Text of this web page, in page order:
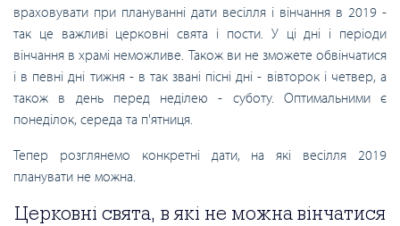
враховувати при плануванні дати весілля і вінчання в 2019 -
так це важливі церковні свята і пости. У ці дні і періоди
вінчання в храмі неможливе. Також ви не зможете обвінчатися
і в певні дні тижня - в так звані пісні дні - вівторок і четвер, а
також в день перед неділею - суботу. Оптимальними є
понеділок, середа та п'ятниця.
Тепер розглянемо конкретні дати, на які весілля 2019
планувати не можна.
Церковні свята, в які не можна вінчатися